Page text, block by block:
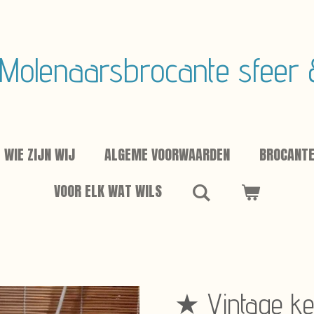
sfeer
WIE ZIJN WIJ ALGEME VOORWAARDEN
VOOR ELK WAT WILS
★ Vintage